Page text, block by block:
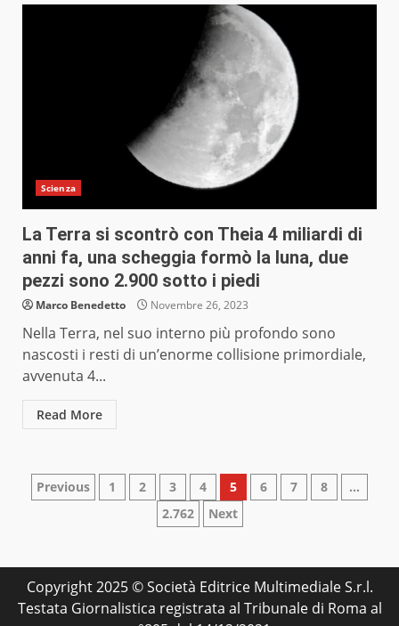
Scienza
La Terra si scontrò con Theia 4 miliardi di
anni fa, una scheggia formò la luna, due
pezzi sono 2.900 sotto i piedi
Marco Benedetto Novembre 26, 2023
Nella Terra, nel suo interno più profondo sono
nascosti i resti di un’enorme collisione primordiale,
avvenuta 4...
Read More
Paginazione
articoli
Previous 1 2 3 4 5 6 7 8
…
2.762
Next
Copyright 2025 © Società Editrice Multimediale S.r.l.
Testata Giornalistica registrata al Tribunale di Roma al